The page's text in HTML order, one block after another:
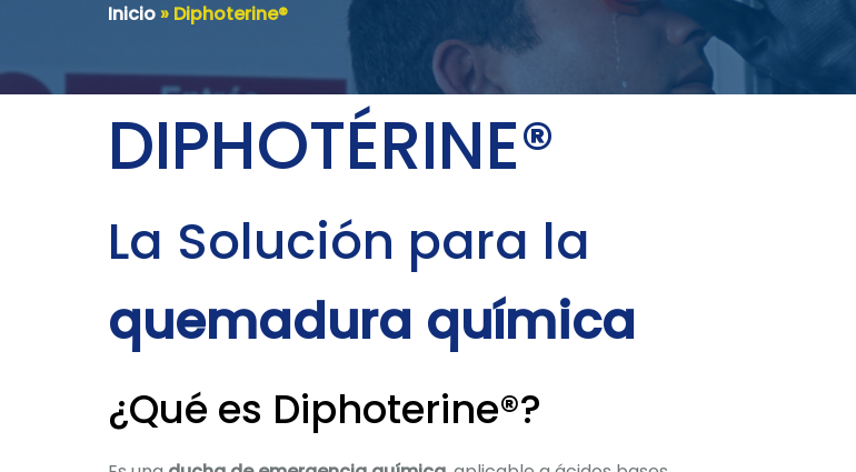
Inicio» Diphoterine®
DIPHOTÉRINE®
La Solución para la
quemadura química
¿Qué es Diphoterine®?